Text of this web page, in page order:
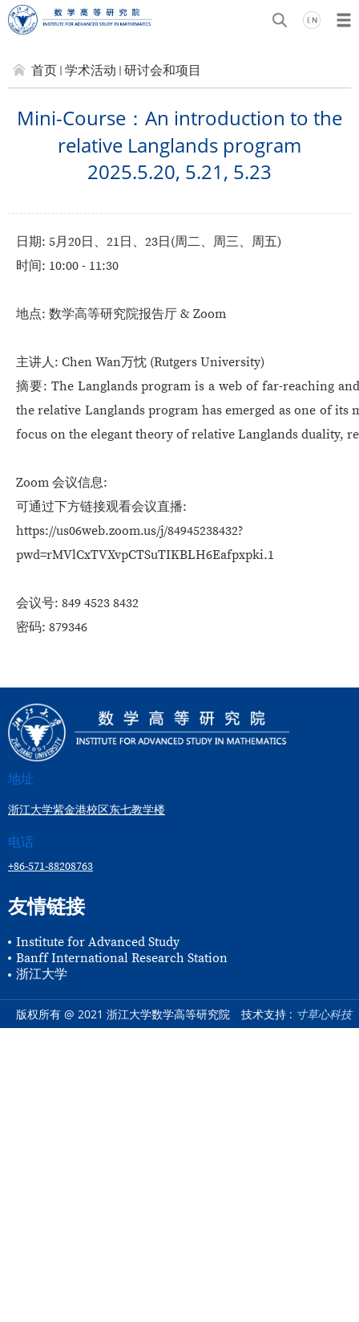
首页 学术活动 研讨会和项目
Mini-Course：An introduction to the
relative Langlands program
2025.5.20, 5.21, 5.23
日期: 5月20日、21日、23日(周二、周三、周五)
时间: 10:00 - 11:30
地点: 数学高等研究院报告厅 & Zoom
主讲人: Chen Wan万忱 (Rutgers University)
摘要: The Langlands program is a web of far-reaching
the relative Langlands program has emerged as one of
focus on the elegant theory of relative Langlands duality,
Zoom 会议信息:
可通过下方链接观看会议直播:
https://us06web.zoom.us/j/84945238432?
pwd=rMVlCxTVXvpCTSuTIKBLH6Eafpxpki.1
会议号: 849 4523 8432
密码: 879346
地址
浙江大学紫金港校区东七教学楼
电话
+86-571-88208763
友情链接
Institute for Advanced Study
Banff International Research Station
浙江大学
版权所有 @ 2021 浙江大学数学高等研究院 技术支持 : 寸草心科技